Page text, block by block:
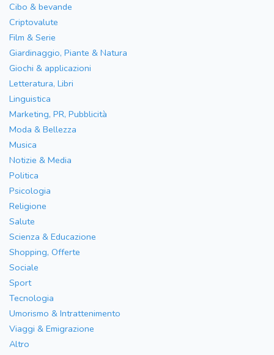
Cibo & bevande
Criptovalute
Film & Serie
Giardinaggio, Piante & Natura
Giochi & applicazioni
Letteratura, Libri
Linguistica
Marketing, PR, Pubblicità
Moda & Bellezza
Musica
Notizie & Media
Politica
Psicologia
Religione
Salute
Scienza & Educazione
Shopping, Offerte
Sociale
Sport
Tecnologia
Umorismo & Intrattenimento
Viaggi & Emigrazione
Altro